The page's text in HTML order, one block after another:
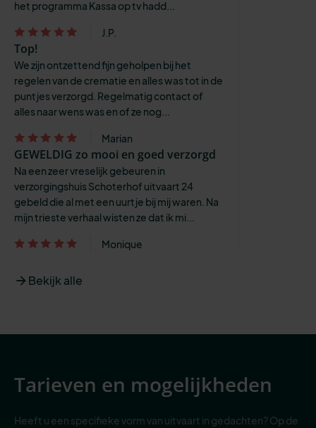
het programma Kassa op tv hadd...
J.P.
Top!
We zijn ontzettend fijn geholpen bij het
regelen van de crematie en alles was tot in de
puntjes verzorgd. Regelmatig contact of
alles naar wens was en of ze nog...
Marian
GEWELDIG zo mooi en goed verzorgd
Na een zeer vreselijk gebeuren in
verzorgingshuis Schoterhof uitvaart 24
gebeld die al met een uurtje bij mij waren. Na
mijn trieste verhaal wisten ze dat ik mi...
Monique
Bekijk alle
Tarieven en mogelijkheden
Heeft u een specifieke vorm van uitvaart in gedachten? Op de